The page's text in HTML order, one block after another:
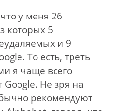
у меня 26
которых 5
и 9
То есть, треть
я чаще всего
Google. Не зря на
рекомендуют